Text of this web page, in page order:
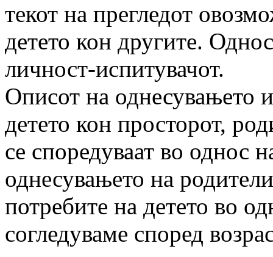
текот на прегледот
детето кон другите.
личност-испитувачот.
Описот на однесувањето
детето кон просторот,
се споредуваат во однос
однесувањето на
потребите на детето во
согледуваме според